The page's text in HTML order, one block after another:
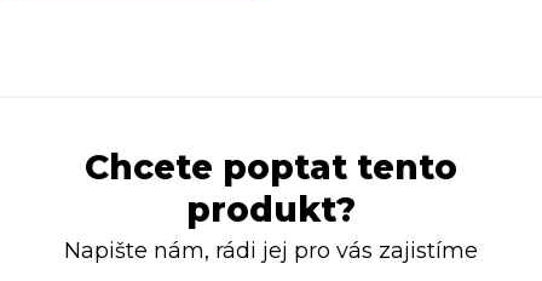
Chcete poptat tento
produkt?
Napište nám, rádi jej pro vás zajistíme